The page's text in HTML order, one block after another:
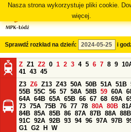
Nasza strona wykorzystuje pliki cookie.
więcej.
Sprawdź rozkład na dzień: i
Z Z1 Z2 0 1 2 3 4 5 6 7 8 9
41 43 45
Z3 Z6 Z13 Z43 50A 50B 51A 51B
55B 55C 56 57 58A 58B 59 60A
64A 64B 65A 65B 66 67 68 69A
73 75A 75B 76 77 78 80A 80B
84B 85A 85B 86 87A 87B 88A 88B
91C 92A 92B 93 94 96 97A 97B
G1 G2 H
W